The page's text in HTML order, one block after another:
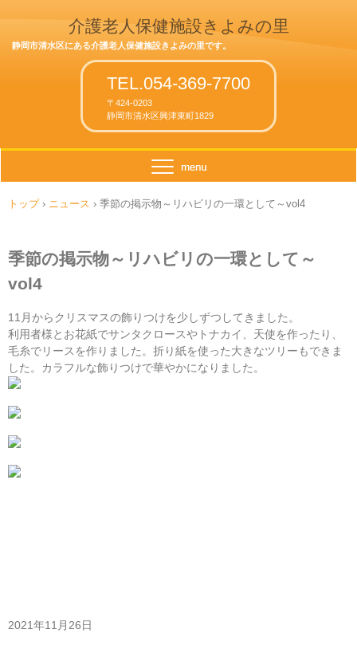
介護老人保健施設きよみの里
静岡市清水区にある介護老人保健施設きよみの里です。
TEL.054-369-7700
〒424-0203
静岡市清水区興津東町1829
トップ › ニュース › 季節の掲示物～リハビリの一環として～vol4
季節の掲示物～リハビリの一環として～
vol4
11月からクリスマスの飾りつけを少しずつしてきました。
利用者様とお花紙でサンタクロースやトナカイ、天使を作ったり、
毛糸でリースを作りました。折り紙を使った大きなツリーもできま
した。カラフルな飾りつけで華やかになりました。
2021年11月26日